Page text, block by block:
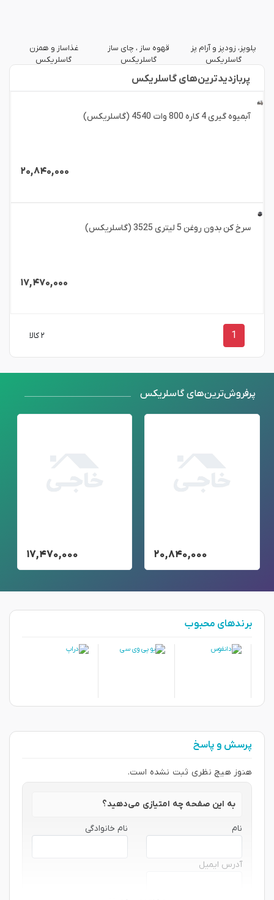
پلوپز، زودپز و آرام پز
گاسلریکس
قهوه ساز ، چای ساز
گاسلریکس
غذاساز و همزن
گاسلریکس
پربازدید‌ترین‌های گاسلریکس
آبمیوه گیری 4 کاره 800 وات 4540 (گاسلریکس)
۲۰,۸۴۰,۰۰۰
سرخ کن بدون روغن 5 لیتری 3525 (گاسلریکس)
۱۷,۴۷۰,۰۰۰
1 ۲ کالا
پرفروش‌ترین‌های گاسلریکس
۲۰,۸۴۰,۰۰۰ ۱۷,۴۷۰,۰۰۰
برندهای محبوب
پرسش و پاسخ
هنوز هیچ نظری ثبت نشده است.
به این صفحه چه امتیازی می‌دهید؟
نام نام خانوادگی
آدرس ایمیل